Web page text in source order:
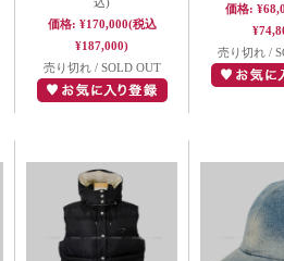
価格: ¥170,000(税込
¥187,000)
売り切れ / SOLD OUT
価格:
売り切れ /